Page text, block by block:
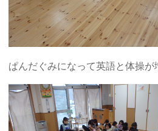
ぱんだぐみになって英語と体操が